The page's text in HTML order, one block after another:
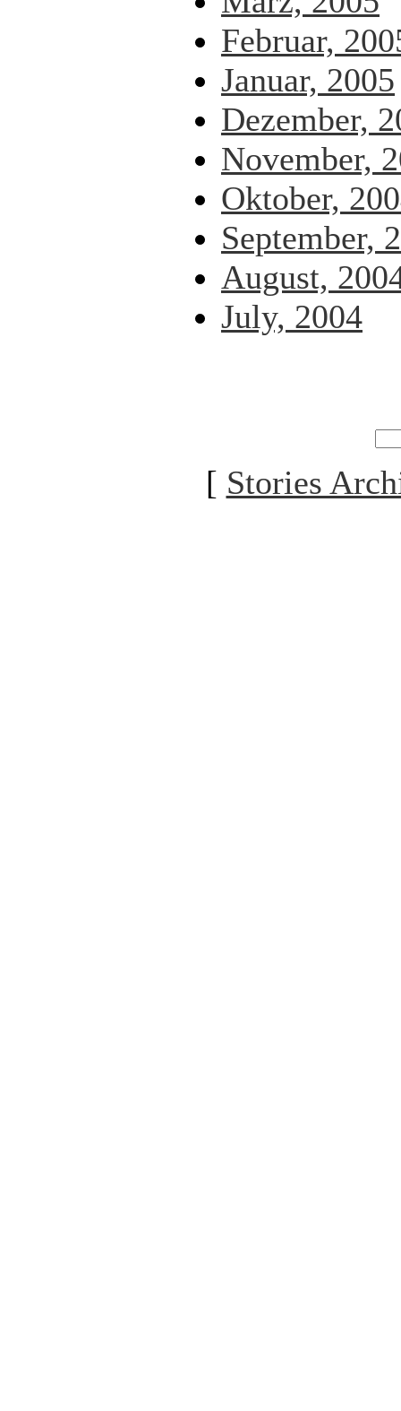
Februar,
Januar, 2005
Dezember,
November,
Oktober,
September,
August,
July, 2004
[ Stories